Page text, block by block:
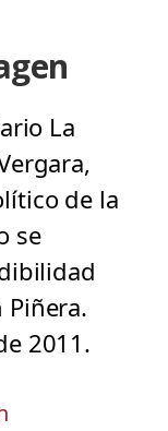
La
de la
se
Piñera.
2011.